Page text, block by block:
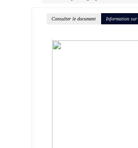
Consulter le document Information sur